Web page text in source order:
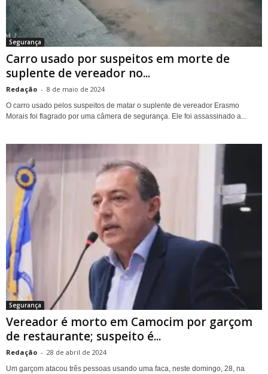
Segurança
Carro usado por suspeitos em morte de
suplente de vereador no...
Redação - 8 de maio de 2024
O carro usado pelos suspeitos de matar o suplente de vereador Erasmo
Morais foi flagrado por uma câmera de segurança. Ele foi assassinado a...
Segurança
Vereador é morto em Camocim por garçom
de restaurante; suspeito é...
Redação - 28 de abril de 2024
Um garçom atacou três pessoas usando uma faca, neste domingo, 28, na